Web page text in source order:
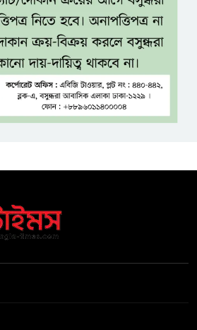
ফখরুল? বিএনপিতে জোর
আলোচনা, সিদ্ধান্ত নেবেন তারেক
নদীদূষণ রোধে সমন্বিত ও কঠোর
পদক্ষেপের নির্দেশ প্রধানমন্ত্রীর
ডিজিটাল প্ল্যাটফর্ম কীভাবে বদলে
দিচ্ছে রাজনীতি?